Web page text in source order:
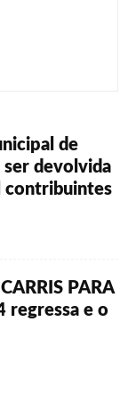
de
devolvida
contribuintes
PARA
regressa e o